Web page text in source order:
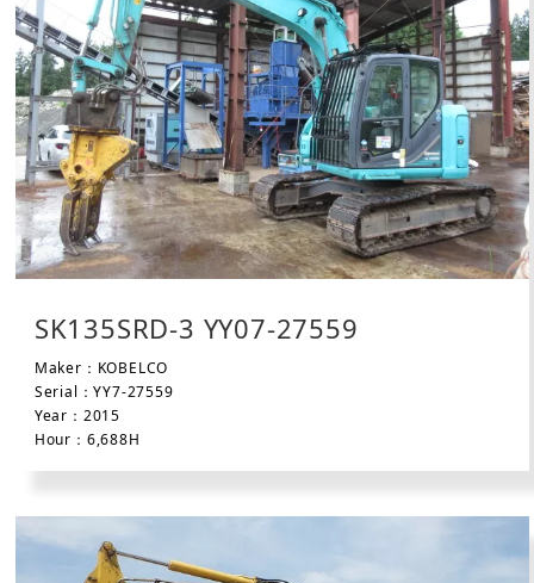
SK135SRD-3 YY07-27559
Maker：KOBELCO
Serial：YY7-27559
Year：2015
Hour：6,688H